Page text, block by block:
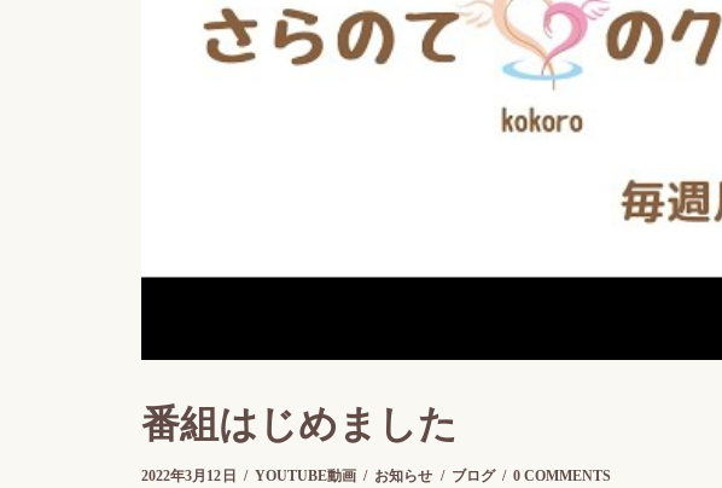
番組はじめました
2022年3月12日
2022年3月16日 YOUTUBE動画 お知らせ ブログ 0 COMMENTS
byさらのて